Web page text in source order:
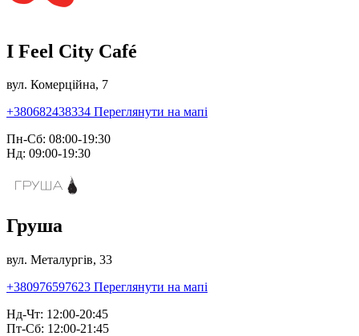
I Feel City Café
вул. Комерційна, 7
+380682438334 Переглянути на мапі
Пн-Сб: 08:00-19:30
Нд: 09:00-19:30
Груша
вул. Металургів, 33
+380976597623 Переглянути на мапі
Нд-Чт: 12:00-20:45
Пт-Сб: 12:00-21:45